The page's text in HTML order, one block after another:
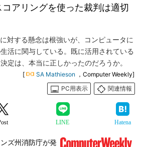
アリングを使った裁判は適切
対する懸念は根強いが、コンピュータに
活に関与している。既に活用されている
定は、本当に正しかったのだろうか。
[ SA Mathieson ，Computer Weekly]
PC用表示
関連情報
LINE Hatena
ズ州消防庁が発